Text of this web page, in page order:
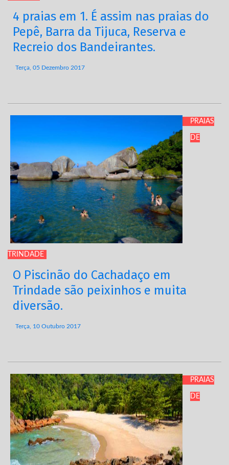
4 praias em 1. É assim nas praias do
Pepê, Barra da Tijuca, Reserva e
Recreio dos Bandeirantes.
Terça, 05 Dezembro 2017
PRAIAS
DE
TRINDADE
O Piscinão do Cachadaço em
Trindade são peixinhos e muita
diversão.
Terça, 10 Outubro 2017
PRAIAS
DE